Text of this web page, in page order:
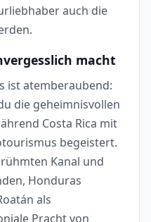
auch die
macht
ist atemberaubend:
die geheimnisvollen
Costa Rica mit
begeistert.
Kanal und
Honduras
als
Pracht von